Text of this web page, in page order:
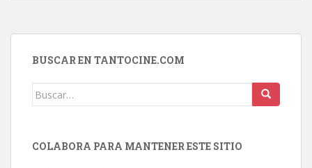
BUSCAR EN TANTOCINE.COM
Buscar:
COLABORA PARA MANTENER ESTE SITIO